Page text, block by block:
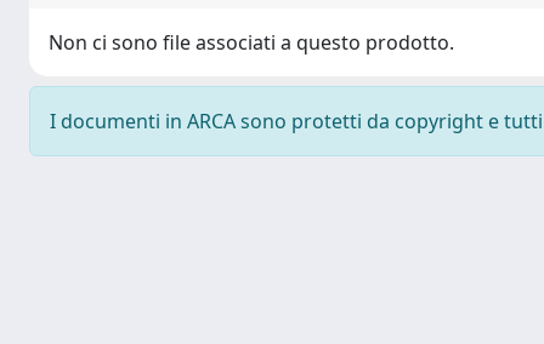
Non ci sono file associati a questo prodotto.
I documenti in ARCA sono protetti da copyright e